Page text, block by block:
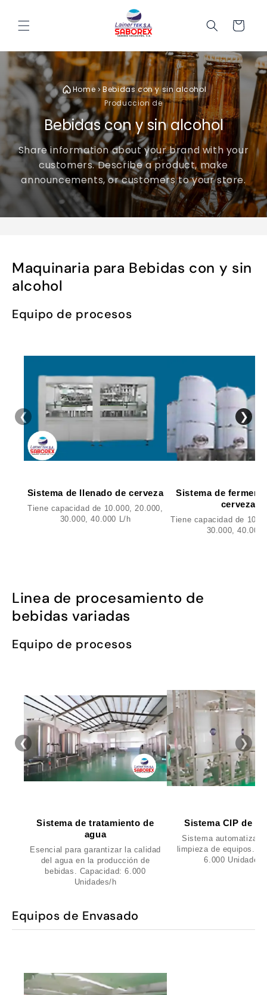
al contenido
Carrito
Home
Bebidas con y sin alcohol
Produccion de
Bebidas con y sin alcohol
Share information about your brand with your
customers. Describe a product, make
announcements, or customers to your store.
Maquinaria para Bebidas con y sin
alcohol
Equipo de procesos
❮
Sistema de llenado de cerveza
Tiene capacidad de 10.000, 20.000,
30.000, 40.000 L/h
Sistema de
cerveza
Tiene capacidad de
30.000, 40.000
❯
Linea de procesamiento de
bebidas variadas
Equipo de procesos
❮
Sistema de tratamiento de
agua
Esencial para garantizar la calidad
del agua en la producción de
bebidas. Capacidad: 6.000
Unidades/h
Sistema CIP de
Sistema
limpieza de equipos.
6.000
❯
Equipos de Envasado